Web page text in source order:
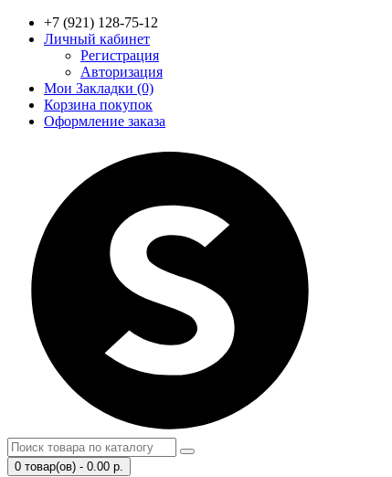
+7 (921) 128-75-12
Личный кабинет
Регистрация
Авторизация
Мои Закладки (0)
Корзина покупок
Оформление заказа
0 товар(ов) - 0.00 р.